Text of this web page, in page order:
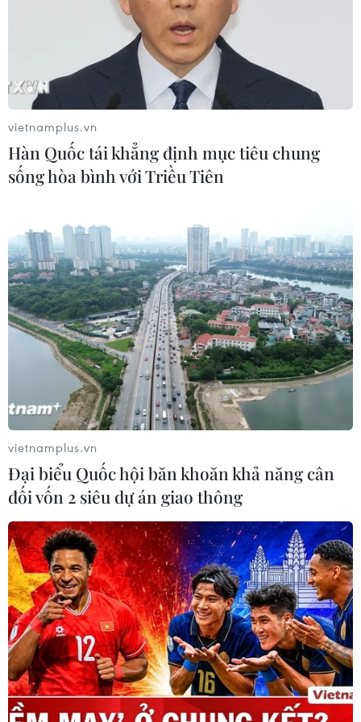
TIN CÙNG CHUYÊN MỤC
Chủ tịch Quốc hội Trần Thanh Mẫn
vietnamplus.vn
Hàn Quốc tái khẳng định mục tiêu chung
sống hòa bình với Triều Tiên
vietnamplus.vn
Đại biểu Quốc hội băn khoăn khả năng cân
đối vốn 2 siêu dự án giao thông